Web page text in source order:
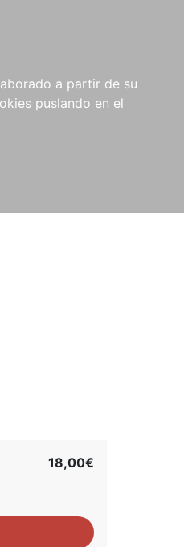
a partir de su
puslando en el
18,00€